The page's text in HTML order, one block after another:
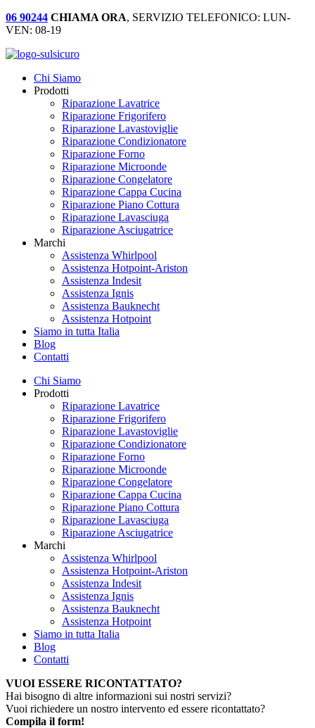
06 90244 CHIAMA ORA, SERVIZIO TELEFONICO: LUN-
VEN: 08-19
Chi Siamo
Prodotti
Riparazione Lavatrice
Riparazione Frigorifero
Riparazione Lavastoviglie
Riparazione Condizionatore
Riparazione Forno
Riparazione Microonde
Riparazione Congelatore
Riparazione Cappa Cucina
Riparazione Piano Cottura
Riparazione Lavasciuga
Riparazione Asciugatrice
Marchi
Assistenza Whirlpool
Assistenza Hotpoint-Ariston
Assistenza Indesit
Assistenza Ignis
Assistenza Bauknecht
Assistenza Hotpoint
Siamo in tutta Italia
Blog
Contatti
Chi Siamo
Prodotti
Riparazione Lavatrice
Riparazione Frigorifero
Riparazione Lavastoviglie
Riparazione Condizionatore
Riparazione Forno
Riparazione Microonde
Riparazione Congelatore
Riparazione Cappa Cucina
Riparazione Piano Cottura
Riparazione Lavasciuga
Riparazione Asciugatrice
Marchi
Assistenza Whirlpool
Assistenza Hotpoint-Ariston
Assistenza Indesit
Assistenza Ignis
Assistenza Bauknecht
Assistenza Hotpoint
Siamo in tutta Italia
Blog
Contatti
VUOI ESSERE RICONTATTATO?
Hai bisogno di altre informazioni sui nostri servizi?
Vuoi richiedere un nostro intervento ed essere ricontattato?
Compila il form!